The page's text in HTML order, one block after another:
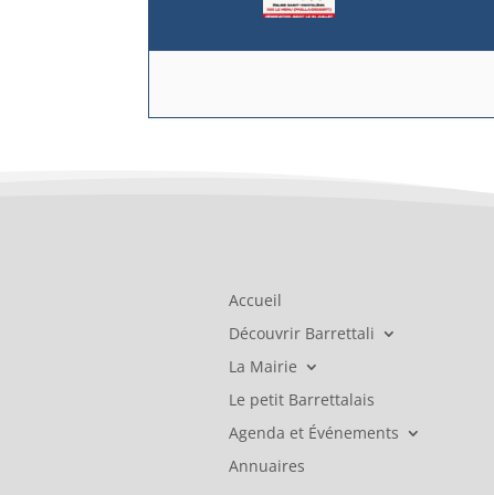
Accueil
Découvrir Barrettali
La Mairie
Le petit Barrettalais
Agenda et Événements
Annuaires